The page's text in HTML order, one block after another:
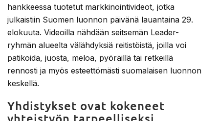
hankkeessa tuotetut markkinointivideot, jotka
julkaistiin Suomen luonnon päivänä lauantaina 29.
elokuuta. Videoilla nähdään seitsemän Leader-
ryhmän alueelta välähdyksiä reitistöistä, joilla voi
patikoida, juosta, meloa, pyöräillä tai retkeillä
rennosti ja myös esteettömästi suomalaisen luonnon
keskellä.
Yhdistykset ovat kokeneet